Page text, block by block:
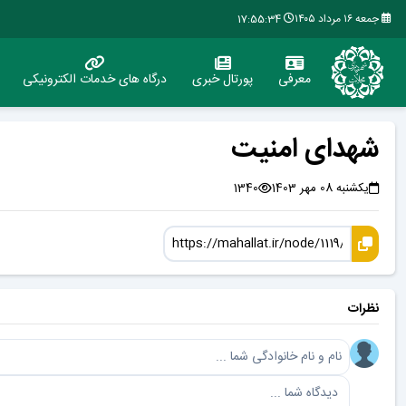
جمعه ۱۶ مرداد ۱۴۰۵ 17:55:34
معرفی پورتال خبری درگاه های خدمات الکترونیکی
شهدای امنیت
یکشنبه 08 مهر 1403 1340
نظرات